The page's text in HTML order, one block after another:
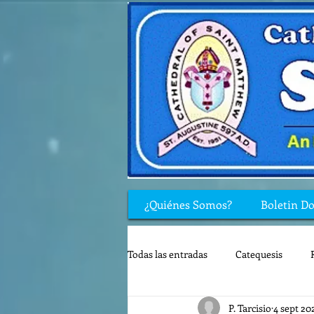
¿Quiénes Somos? Boletin
Todas las entradas Catequesis
Rincón de los niños Biblia
P. Tarcisio 4 sept